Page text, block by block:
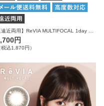
円
税込1,870円）